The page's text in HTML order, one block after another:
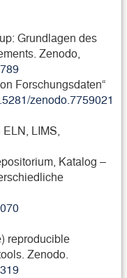
Grundlagen des
Zenodo,
Forschungsdaten“
zenodo.7759021
LIMS,
Katalog –
reproducible
Zenodo.